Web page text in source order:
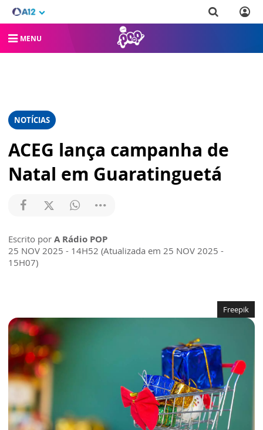
MENU
NOTÍCIAS
ACEG lança campanha de
Natal em Guaratinguetá
Escrito por A Rádio POP
25 NOV 2025 - 14H52 (Atualizada em 25 NOV 2025 -
15H07)
Freepik